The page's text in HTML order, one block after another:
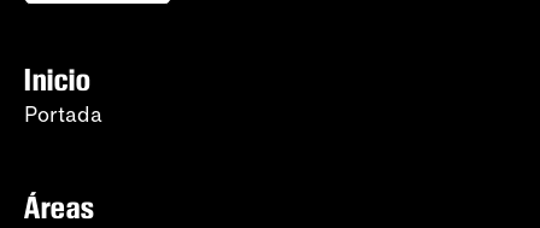
Inicio
Portada
Áreas